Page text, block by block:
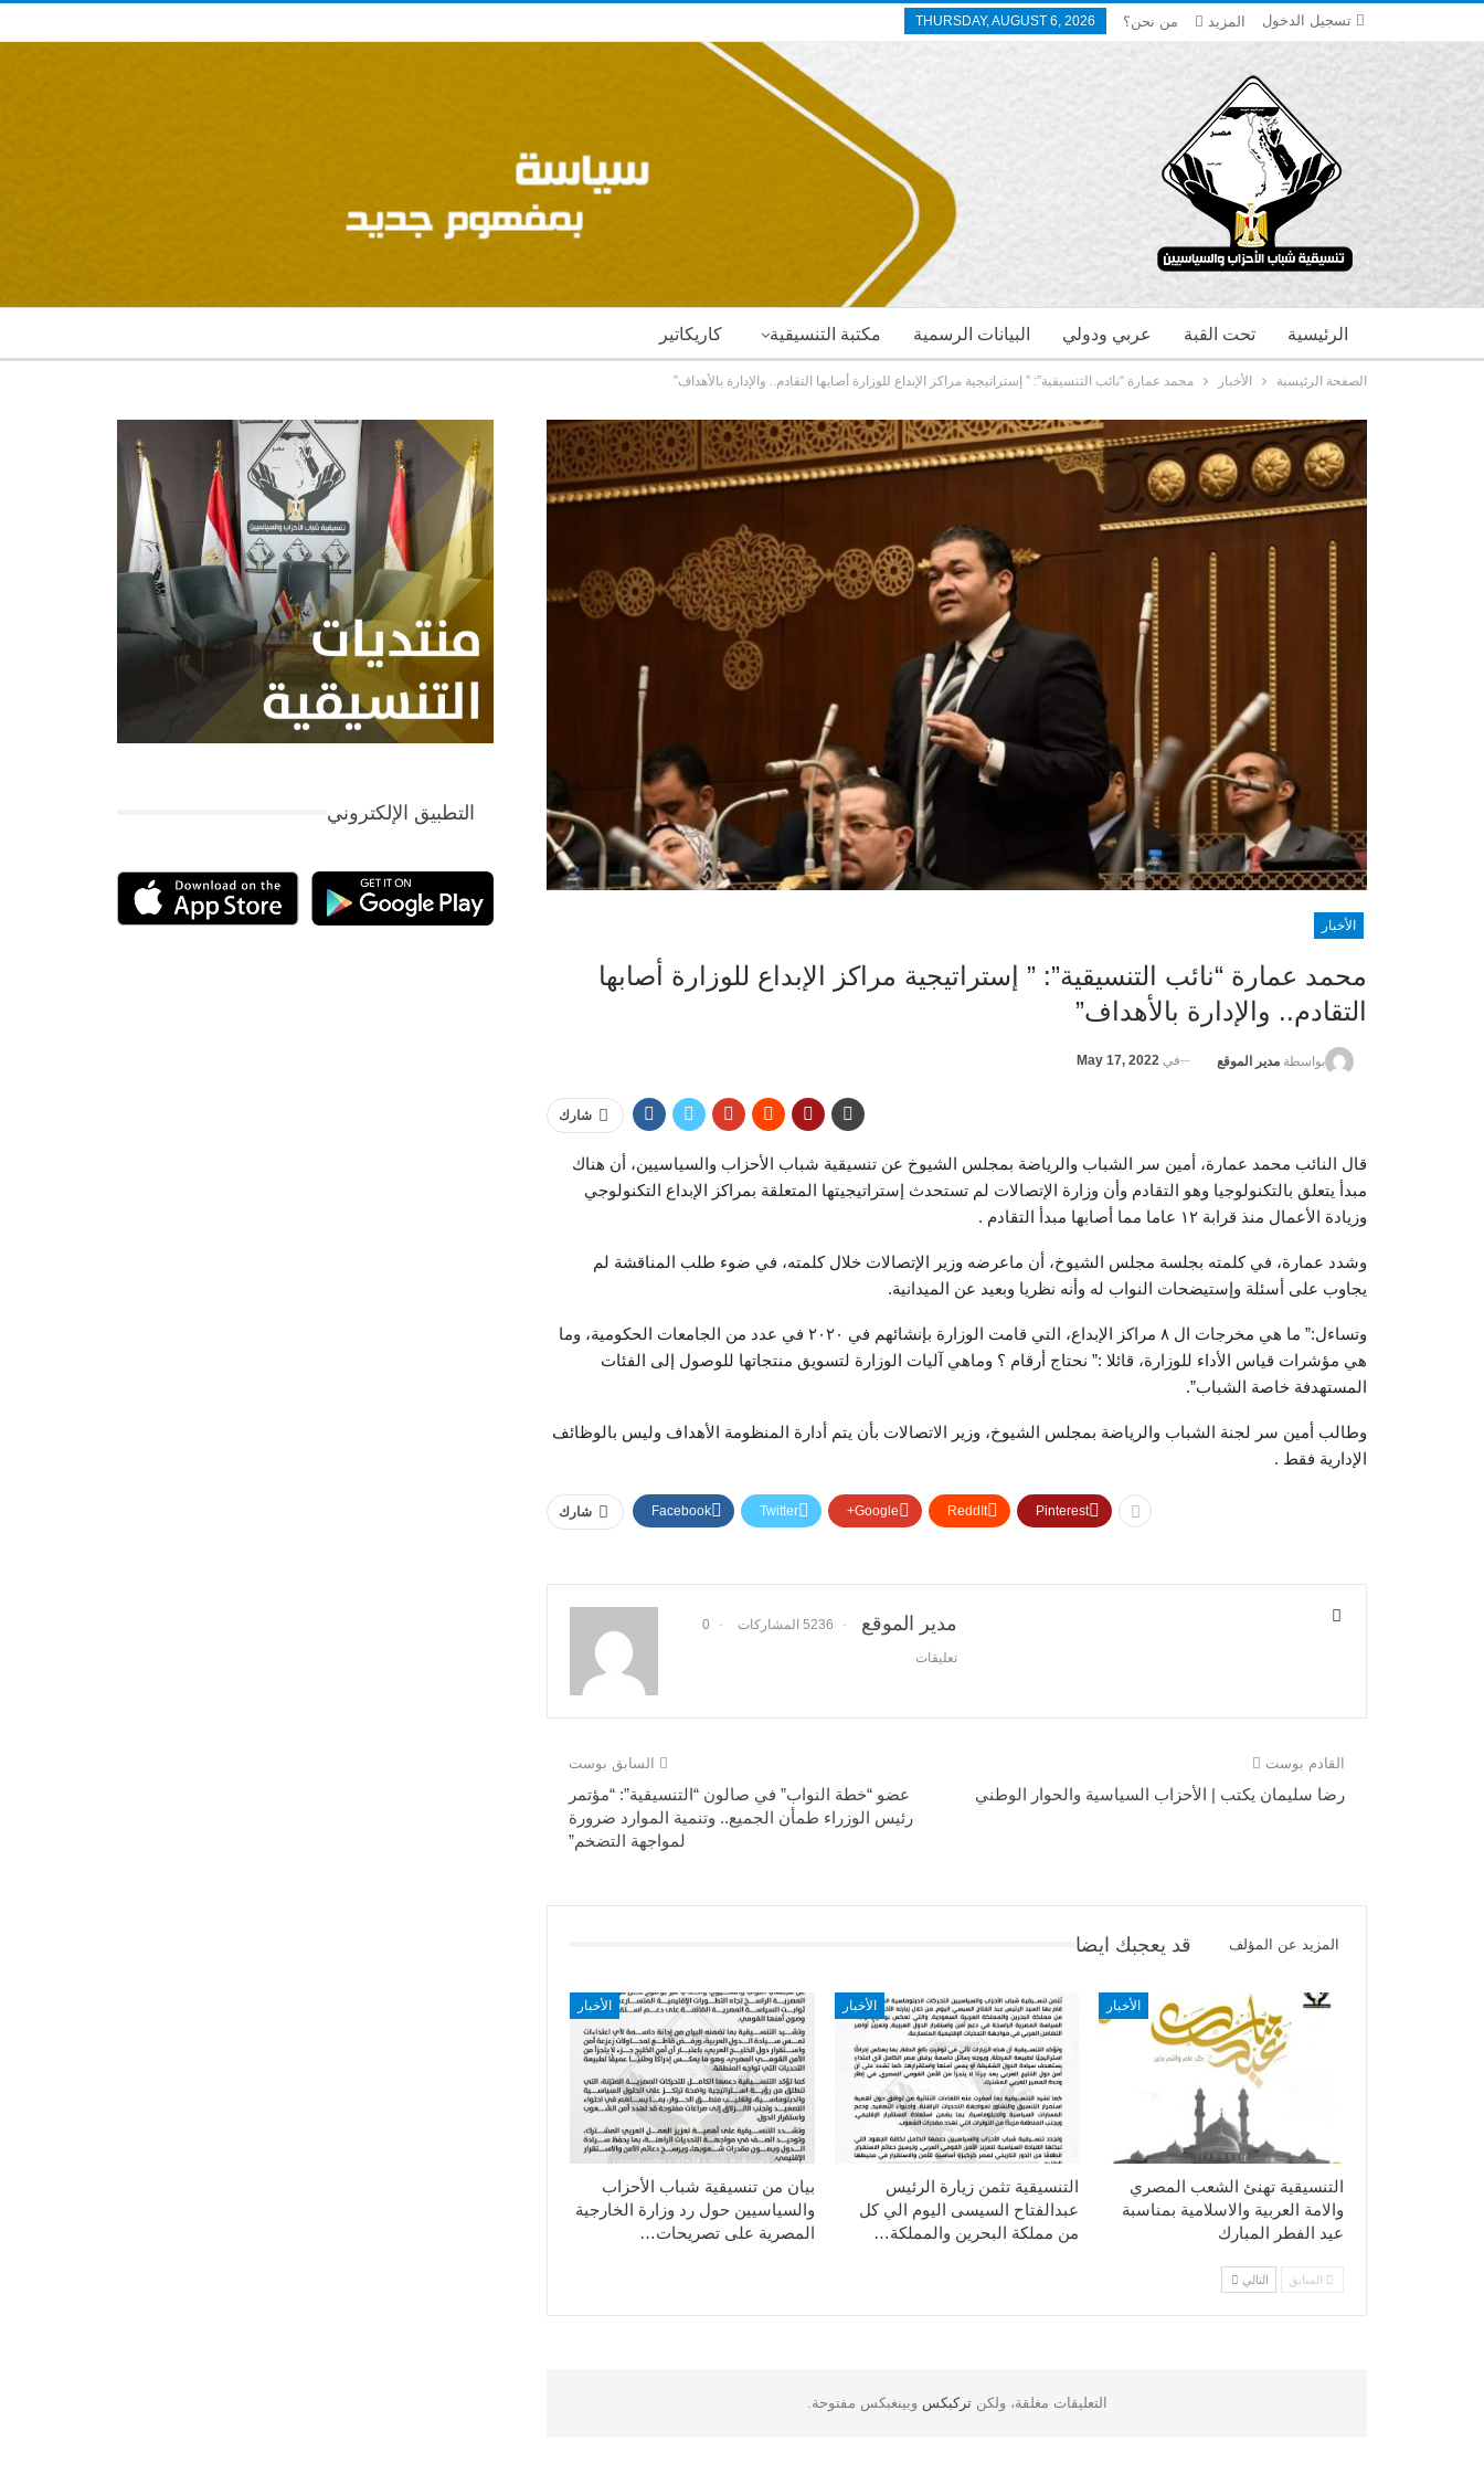
تسجيل الدخول THURSDAY, AUGUST 6, 2026 من نحن؟ المزيد
كاريكاتير مكتبة التنسيقية البيانات الرسمية عربي ودولي تحت القبة الرئيسية
الصفحة الرئيسية الأخبار محمد عمارة “نائب التنسيقية”: ” إستراتيجية مراكز الإبداع للوزارة أصابها التقادم.. والإدارة بالأهداف”
الأخبار
محمد عمارة “نائب التنسيقية”: ” إستراتيجية مراكز الإبداع للوزارة أصابها
التقادم.. والإدارة بالأهداف”
بواسطة مدير الموقع في May 17, 2022
شارك
قال النائب محمد عمارة، أمين سر الشباب والرياضة بمجلس الشيوخ عن تنسيقية شباب الأحزاب والسياسيين، أن هناك
مبدأ يتعلق بالتكنولوجيا وهو التقادم وأن وزارة الإتصالات لم تستحدث إستراتيجيتها المتعلقة بمراكز الإبداع التكنولوجي
وزيادة الأعمال منذ قرابة ١٢ عاما مما أصابها مبدأ التقادم .
وشدد عمارة، في كلمته بجلسة مجلس الشيوخ، أن ماعرضه وزير الإتصالات خلال كلمته، في ضوء طلب المناقشة لم
يجاوب على أسئلة وإستيضحات النواب له وأنه نظريا وبعيد عن الميدانية.
وتساءل:” ما هي مخرجات ال ٨ مراكز الإبداع، التي قامت الوزارة بإنشائهم في ٢٠٢٠ في عدد من الجامعات الحكومية، وما
هي مؤشرات قياس الأداء للوزارة، قائلا :” نحتاج أرقام ؟ وماهي آليات الوزارة لتسويق منتجاتها للوصول إلى الفئات
المستهدفة خاصة الشباب”.
وطالب أمين سر لجنة الشباب والرياضة بمجلس الشيوخ، وزير الاتصالات بأن يتم أدارة المنظومة الأهداف وليس بالوظائف
الإدارية فقط .
شارك Facebook Twitter Google+ ReddIt Pinterest
مدير الموقع 5236 المشاركات 0
تعليقات
السابق بوست
عضو “خطة النواب” في صالون “التنسيقية”: “مؤتمر
رئيس الوزراء طمأن الجميع.. وتنمية الموارد ضرورة
لمواجهة التضخم”
القادم بوست
رضا سليمان يكتب | الأحزاب السياسية والحوار الوطني
قد يعجبك ايضا المزيد عن المؤلف
الأخبار
بيان من تنسيقية شباب الأحزاب
والسياسيين حول رد وزارة الخارجية
المصرية على تصريحات…
الأخبار
التنسيقية تثمن زيارة الرئيس
عبدالفتاح السيسى اليوم الي كل
من مملكة البحرين والمملكة…
الأخبار
التنسيقية تهنئ الشعب المصري
والامة العربية والاسلامية بمناسبة
عيد الفطر المبارك
السابق التالي
التعليقات مغلقة، ولكنتركبكسوبينغبكس مفتوحة.
التطبيق الإلكتروني